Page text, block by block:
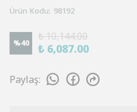
Ürün Kodu: 98192
%40
₺ 10,144.00
₺ 6,087.00
Paylaş: